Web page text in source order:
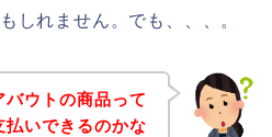
しれません。でも、、、。
ウトの商品って
払いできるのかな